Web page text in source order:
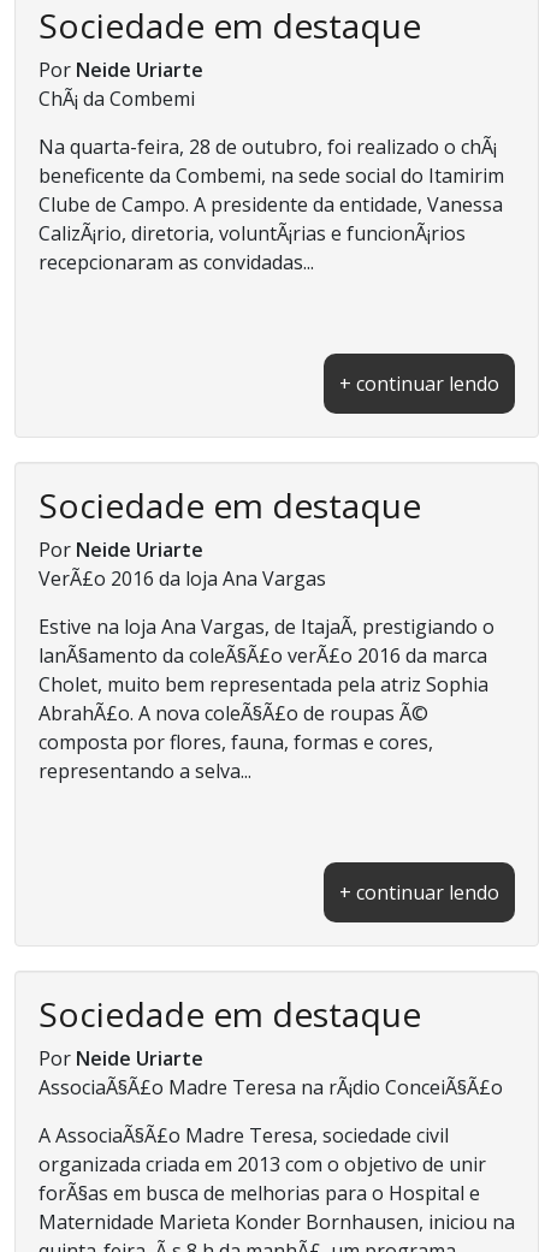
Sociedade em destaque
Por Neide Uriarte
ChÃ¡ da Combemi
Na quarta-feira, 28 de outubro, foi realizado o chÃ¡
beneficente da Combemi, na sede social do Itamirim
Clube de Campo. A presidente da entidade, Vanessa
CalizÃ¡rio, diretoria, voluntÃ¡rias e funcionÃ¡rios
recepcionaram as convidadas...
+ continuar lendo
Sociedade em destaque
Por Neide Uriarte
VerÃ£o 2016 da loja Ana Vargas
Estive na loja Ana Vargas, de ItajaÃ­, prestigiando o
lanÃ§amento da coleÃ§Ã£o verÃ£o 2016 da marca
Cholet, muito bem representada pela atriz Sophia
AbrahÃ£o. A nova coleÃ§Ã£o de roupas Ã©
composta por flores, fauna, formas e cores,
representando a selva...
+ continuar lendo
Sociedade em destaque
Por Neide Uriarte
AssociaÃ§Ã£o Madre Teresa na rÃ¡dio ConceiÃ§Ã£o
A AssociaÃ§Ã£o Madre Teresa, sociedade civil
organizada criada em 2013 com o objetivo de unir
forÃ§as em busca de melhorias para o Hospital e
Maternidade Marieta Konder Bornhausen, iniciou na